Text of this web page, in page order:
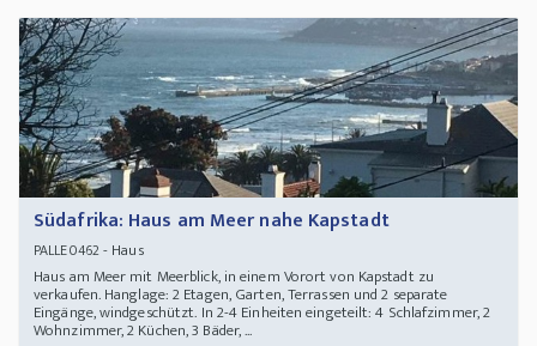
Südafrika: Haus am Meer nahe Kapstadt
PALLE0462- Haus
Haus am Meer mit Meerblick, in einem Vorort von Kapstadt zu
verkaufen. Hanglage: 2 Etagen, Garten, Terrassen und 2 separate
Eingänge, windgeschützt. In 2-4 Einheiten eingeteilt: 4 Schlafzimmer, 2
Wohnzimmer, 2 Küchen, 3 Bäder, ...